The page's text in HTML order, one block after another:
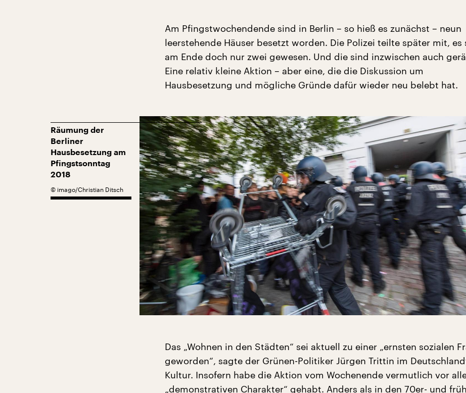
Am Pfingstwochendende sind in Berlin – so hieß es zunächst – neun
leerstehende Häuser besetzt worden. Die Polizei teilte später mit, es
am Ende doch nur zwei gewesen. Und die sind inzwischen auch
Eine relativ kleine Aktion – aber eine, die die Diskussion um
Hausbesetzung und mögliche Gründe dafür wieder neu belebt hat.
Räumung der
Berliner
Hausbesetzung am
Pfingstsonntag
2018
© imago/Christian Ditsch
Das „Wohnen in den Städten“ sei aktuell zu einer „ernsten sozialen
geworden“, sagte der Grünen-Politiker Jürgen Trittin im
Kultur. Insofern habe die Aktion vom Wochenende vermutlich vor
„demonstrativen Charakter“ gehabt. Anders als in den 70er- und